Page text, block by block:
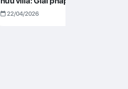
cùng Abogo tại Đà Nẵng
22/04/2026